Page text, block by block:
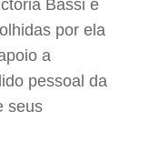
Bassi e
por ela
a
pessoal da
seus